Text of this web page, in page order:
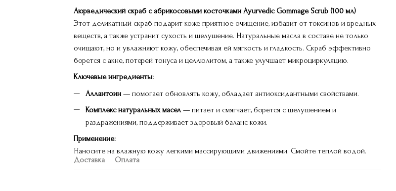
Аюрведический скраб с абрикосовыми косточками Ayurvedic Gommage Scrub (100 мл)
Этот деликатный скраб подарит коже приятное очищение, избавит от токсинов и вредных
веществ, а также устранит сухость и шелушение. Натуральные масла в составе не только
очищают, но и увлажняют кожу, обеспечивая ей мягкость и гладкость. Скраб эффективно
борется с акне, потерей тонуса и целлюлитом, а также улучшает микроциркуляцию.
Ключевые ингредиенты:
Аллантоин — помогает обновлять кожу, обладает антиоксидантными свойствами.
Комплекс натуральных масел— питает и смягчает, борется с шелушением и
раздражениями, поддерживает здоровый баланс кожи.
Применение:
Наносите на влажную кожу легкими массирующими движениями. Смойте теплой водой.
Доставка
Оплата